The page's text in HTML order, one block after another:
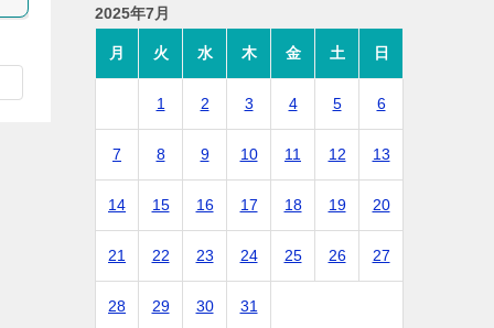
2025年7月
月 火 水 木 金 土 日
1 2 3 4 5 6
7 8 9 10 11 12 13
14 15 16 17 18 19 20
21 22 23 24 25 26 27
28 29 30 31